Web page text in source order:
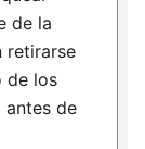
de la
retirarse
de los
de